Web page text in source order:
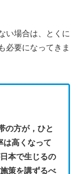
い場合は、とくに
必要になってきま
の方が，ひと
は高くなって
本で生じるの
策を講ずるべ